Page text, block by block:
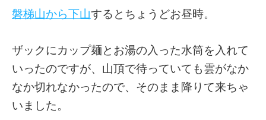
磐梯山から下山するとちょうどお昼時。
ザックにカップ麺とお湯の入った水筒を入れて
いったのですが、山頂で待っていても雲がなか
なか切れなかったので、そのまま降りて来ちゃ
いました。